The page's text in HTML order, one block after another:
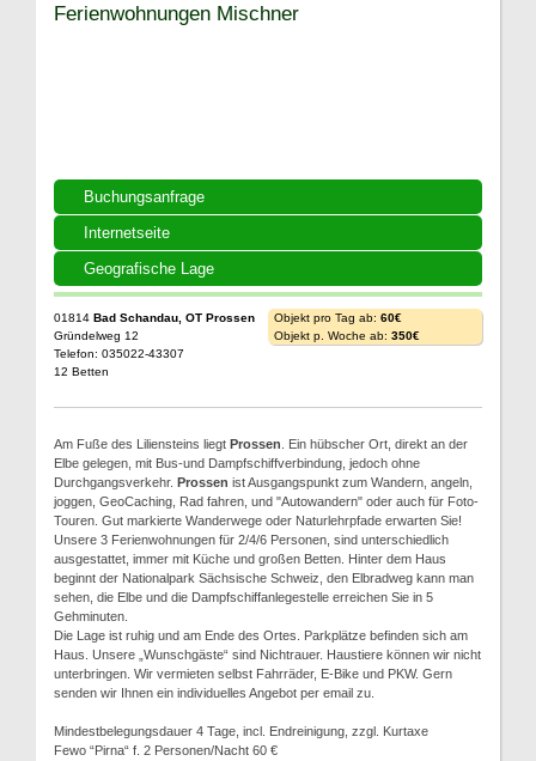
Buchungsanfrage
Internetseite
Geografische Lage
Ferienwohnungen Mischner
01814 Bad Schandau, OT Prossen
Gründelweg 12
Telefon: 035022-43307
12 Betten
Objekt pro Tag ab: 60€
Objekt p. Woche ab: 350€
Am Fuße des Liliensteins liegt Prossen . Ein hübscher Ort, direkt an der
Elbe gelegen, mit Bus-und Dampfschiffverbindung, jedoch ohne
Durchgangsverkehr. Prossen ist Ausgangspunkt zum Wandern, angeln,
joggen, GeoCaching, Rad fahren, und "Autowandern" oder auch für Foto-
Touren. Gut markierte Wanderwege oder Naturlehrpfade erwarten Sie!
Unsere 3 Ferienwohnungen für 2/4/6 Personen, sind unterschiedlich
ausgestattet, immer mit Küche und großen Betten. Hinter dem Haus
beginnt der Nationalpark Sächsische Schweiz, den Elbradweg kann man
sehen, die Elbe und die Dampfschiffanlegestelle erreichen Sie in 5
Gehminuten.
Die Lage ist ruhig und am Ende des Ortes. Parkplätze befinden sich am
Haus. Unsere „Wunschgäste“ sind Nichtrauer. Haustiere können wir nicht
unterbringen. Wir vermieten selbst Fahrräder, E-Bike und PKW. Gern
senden wir Ihnen ein individuelles Angebot per email zu.
Mindestbelegungsdauer 4 Tage, incl. Endreinigung, zzgl. Kurtaxe
Fewo “Pirna“ f. 2 Personen/Nacht 60 €